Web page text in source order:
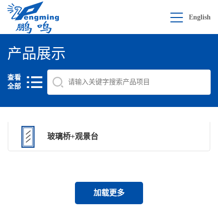
English
产品展示
查看
全部
玻璃桥+观景台
加载更多